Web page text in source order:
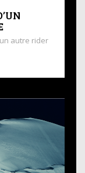
autre rider